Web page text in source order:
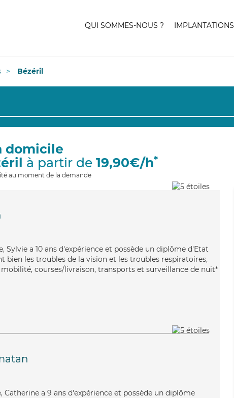
QUI SOMMES-NOUS ? IMPLANTATIONS
Bézéril
domicile
à partir de 19,90€/h*
au moment de la demande
Sylvie a 10 ans d'expérience et possède un diplôme d'Etat
bien les troubles de la vision et les troubles respiratoires,
courses/livraison, transports et surveillance de nuit*
Catherine a 9 ans d'expérience et possède un diplôme